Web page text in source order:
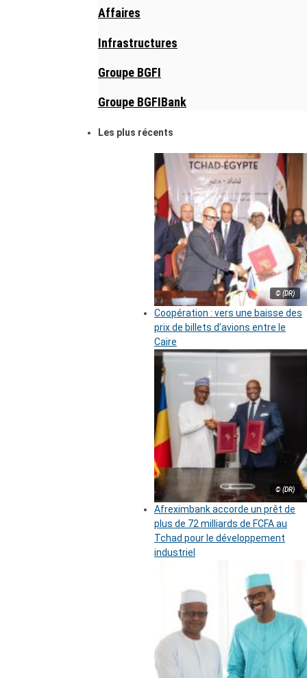
Affaires
Infrastructures
Groupe BGFI
Groupe BGFIBank
Les plus récents
© (DR)
Coopération : vers une baisse des
prix de billets d’avions entre le
Caire
© (DR)
Afreximbank accorde un prêt de
plus de 72 milliards de FCFA au
Tchad pour le développement
industriel